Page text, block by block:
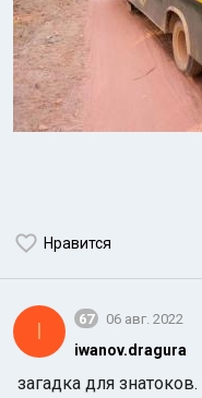
Нравится
I 67 06 авг. 2022
iwanov.dragura
загадка для